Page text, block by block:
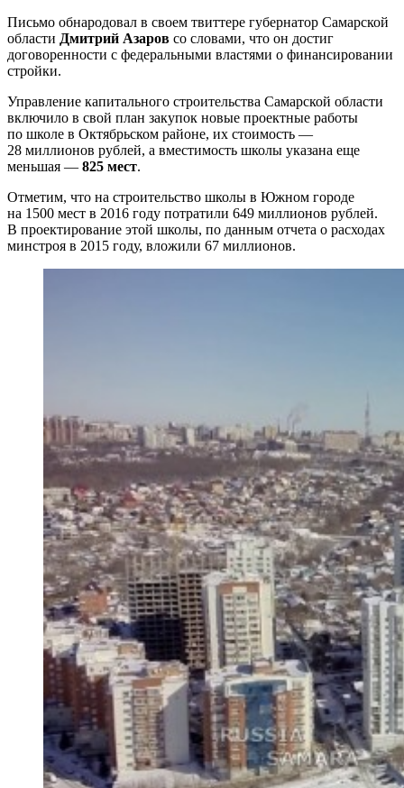
Письмо обнародовал в своем твиттере губернатор Самарской
области Дмитрий Азаров со словами, что он достиг
договоренности с федеральными властями о финансировании
стройки.
Управление капитального строительства Самарской области
включило в свой план закупок новые проектные работы
по школе в Октябрьском районе, их стоимость —
28 миллионов рублей, а вместимость школы указана еще
меньшая — 825 мест.
Отметим, что на строительство школы в Южном городе
на 1500 мест в 2016 году потратили 649 миллионов рублей.
В проектирование этой школы, по данным отчета о расходах
минстроя в 2015 году, вложили 67 миллионов.